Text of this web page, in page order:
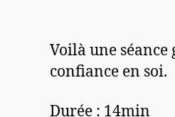
Voilà une
confiance en soi.
Durée : 14min